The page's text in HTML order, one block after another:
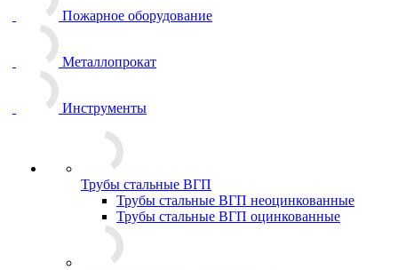
Пожарное оборудование
Металлопрокат
Инструменты
Трубы стальные ВГП
Трубы стальные ВГП неоцинкованные
Трубы стальные ВГП оцинкованные